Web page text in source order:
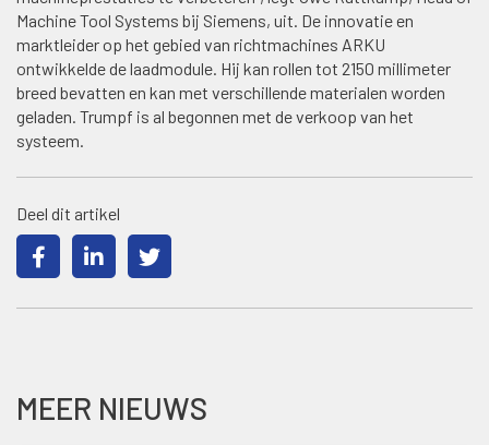
Machine Tool Systems bij Siemens, uit. De innovatie en
marktleider op het gebied van richtmachines ARKU
ontwikkelde de laadmodule. Hij kan rollen tot 2150 millimeter
breed bevatten en kan met verschillende materialen worden
geladen. Trumpf is al begonnen met de verkoop van het
systeem.
Deel dit artikel
MEER NIEUWS